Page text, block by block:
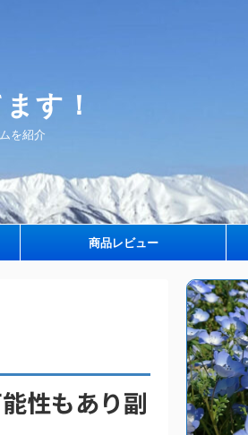
す！
を紹介
商品レビュー
性もあり副